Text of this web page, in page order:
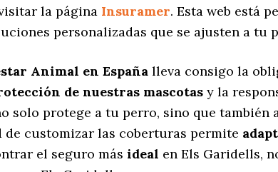
la página Insuramer. Esta web está
personalizadas que se ajusten a tu
Animal en España lleva consigo la
de nuestras mascotas y la
solo protege a tu perro, sino que también
de customizar las coberturas permite
el seguro más ideal en Els Garidells,